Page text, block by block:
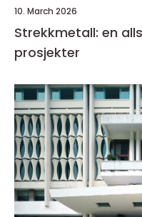
10. March 2026
Strekkmetall: en
prosjekter